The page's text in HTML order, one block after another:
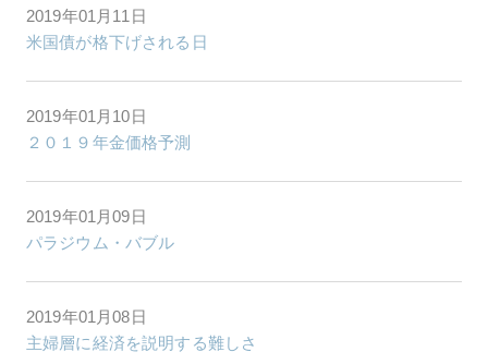
2019年01月11日
米国債が格下げされる日
2019年01月10日
２０１９年金価格予測
2019年01月09日
パラジウム・バブル
2019年01月08日
主婦層に経済を説明する難しさ